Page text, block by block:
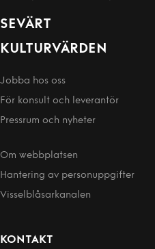
SEVÄRT
KULTURVÄRDEN
Jobba hos oss
För konsult och leverantör
Pressrum och nyheter
Om webbplatsen
Hantering av person­uppgifter
Visselblåsarkanalen
KONTAKT